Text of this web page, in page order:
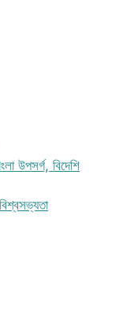
উপসর্গ, বিদেশি